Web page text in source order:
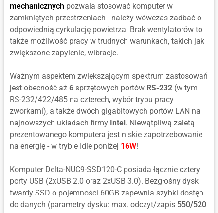
mechanicznych pozwala stosować komputer w
zamkniętych przestrzeniach - należy wówczas zadbać o
odpowiednią cyrkulację powietrza. Brak wentylatorów to
także możliwość pracy w trudnych warunkach, takich jak
zwiększone zapylenie, wibracje.
Ważnym aspektem zwiększającym spektrum zastosowań
jest obecność aż 6 sprzętowych portów RS-232 (w tym
RS-232/422/485 na czterech, wybór trybu pracy
zworkami), a także dwóch gigabitowych portów LAN na
najnowszych układach firmy Intel . Niewątpliwą zaletą
prezentowanego komputera jest niskie zapotrzebowanie
na energię - w trybie Idle poniżej 16W!
Komputer Delta-NUC9-SSD120-C posiada łącznie cztery
porty USB (2xUSB 2.0 oraz 2xUSB 3.0). Bezgłośny dysk
twardy SSD o pojemności 60GB zapewnia szybki dostęp
do danych (parametry dysku: max. odczyt/zapis 550/520